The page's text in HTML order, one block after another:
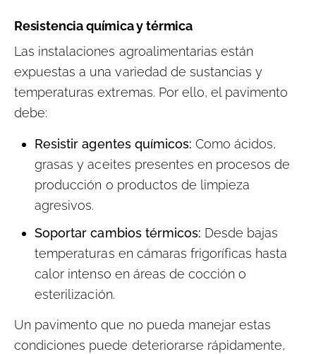
Resistencia química y térmica
Las instalaciones agroalimentarias están
expuestas a una variedad de sustancias y
temperaturas extremas. Por ello, el pavimento
debe:
Resistir agentes químicos: Como ácidos,
grasas y aceites presentes en procesos de
producción o productos de limpieza
agresivos.
Soportar cambios térmicos: Desde bajas
temperaturas en cámaras frigoríficas hasta
calor intenso en áreas de cocción o
esterilización.
Un pavimento que no pueda manejar estas
condiciones puede deteriorarse rápidamente,